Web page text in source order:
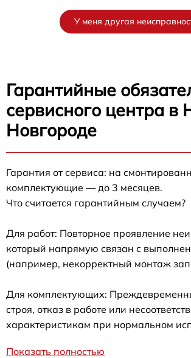
У меня другая
Гарантийные
сервисного центра
Новгороде
Гарантия от сервиса: на
комплектующие — до 3 месяцев.
Что считается гарантийным случаем?
Для работ: Повторное проявление
который напрямую связан с
(например, некорректный монтаж
Для комплектующих:
строя, отказ в работе или
характеристикам при нормальном
Показать полностью